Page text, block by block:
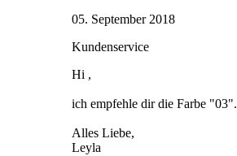
05. September 2018
Kundenservice
Hi ,
ich empfehle dir die Farbe "03".
Alles Liebe,
Leyla